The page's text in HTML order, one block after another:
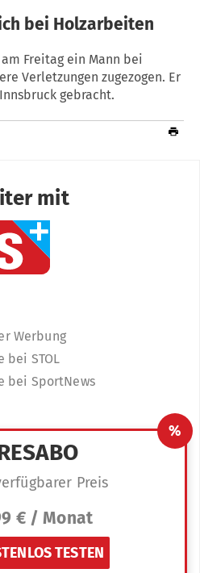
bei Holzarbeiten
Freitag ein Mann bei
Verletzungen zugezogen. Er
gebracht.